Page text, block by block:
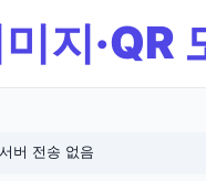
지·QR
서버 전송 없음